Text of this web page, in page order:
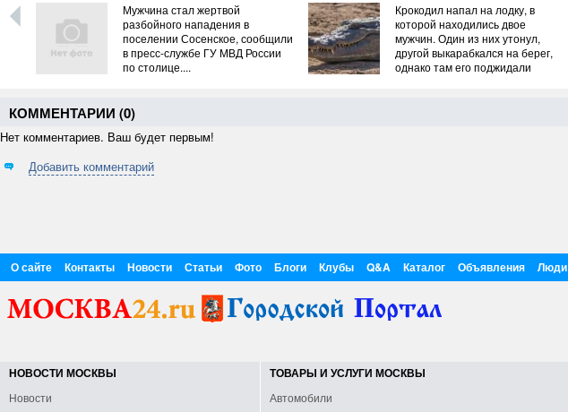
Мужчина стал жертвой
разбойного нападения в
поселении Сосенское, сообщили
в пресс-службе ГУ МВД России
по столице....
Крокодил напал на лодку, в
которой находились двое
мужчин. Один из них утонул,
другой выкарабкался на берег,
однако там его поджидали
КОММЕНТАРИИ (0)
Нет комментариев. Ваш будет первым!
Добавить комментарий
О сайте Контакты Новости Статьи Фото Блоги Клубы Q&A Каталог Объявления Люди
НОВОСТИ МОСКВЫ
Новости
ТОВАРЫ И УСЛУГИ МОСКВЫ
Автомобили